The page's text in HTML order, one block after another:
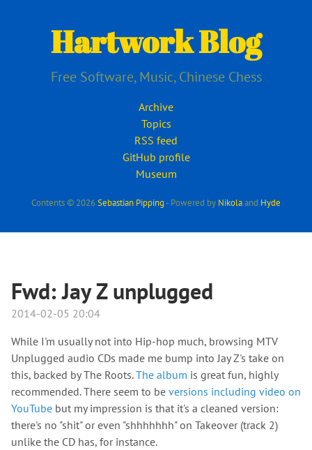
Hartwork Blog
Free Software, Music, Chinese Chess
Archive
Topics
RSS feed
GitHub profile
Museum
Contents © 2026Sebastian Pipping- Powered by Nikolaand Hyde
Fwd: Jay Z unplugged
2014-02-05 20:04
While I'm usually not into Hip-hop much, browsing MTV
Unplugged audio CDs made me bump into Jay Z's take on
this, backed by The Roots.The album is great fun, highly
recommended. There seem to be versions including video on
YouTube but my impression is that it's a cleaned version:
there's no "shit" or even "shhhhhhh" on Takeover (track 2)
unlike the CD has, for instance.